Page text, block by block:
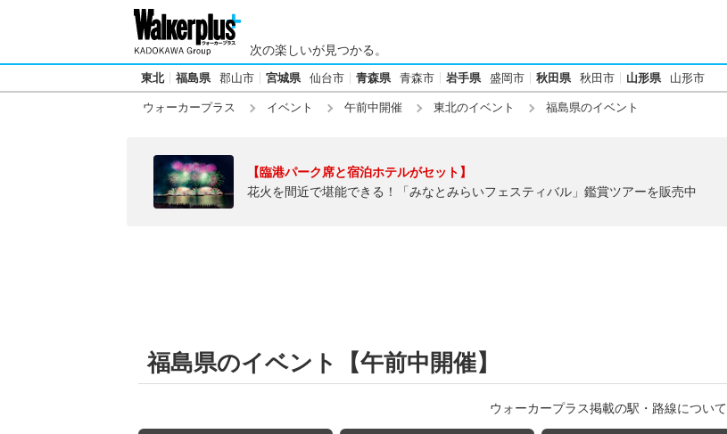
次の楽しいが見つかる。
東北 福島県 郡山市 宮城県 仙台市 青森県 青森市 岩手県 盛岡市 秋田県 秋田市 山形県 山形市
ウォーカープラス イベント 午前中開催 東北のイベント 福島県のイベント
【臨港パーク席と宿泊ホテルがセット】
花火を間近で堪能できる！「みなとみらいフェスティバル」鑑賞ツアーを販売中
福島県のイベント【午前中開催】
ウォーカープラス掲載の駅・路線について